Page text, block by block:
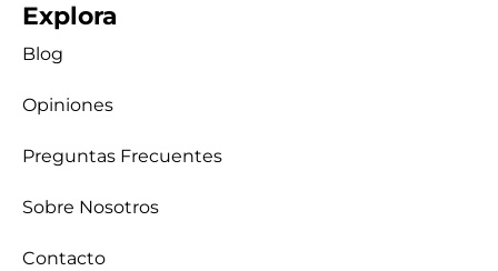
Explora
Blog
Opiniones
Preguntas Frecuentes
Sobre Nosotros
Contacto